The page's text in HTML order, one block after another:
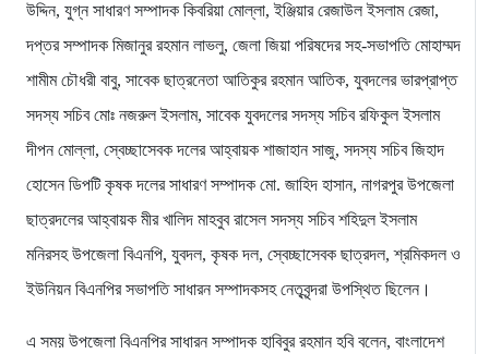
উদ্দিন, যুগ্ন সাধারণ সম্পাদক কিবরিয়া মোল্লা, ইঞ্জিয়ার রেজাউল ইসলাম রেজা,
দপ্তর সম্পাদক মিজানুর রহমান লাভলু, জেলা জিয়া পরিষদের সহ-সভাপতি মোহাম্মদ
শামীম চৌধরী বাবু, সাবেক ছাত্রনেতা আতিকুর রহমান আতিক, যুবদলের ভারপ্রাপ্ত
সদস্য সচিব মোঃ নজরুল ইসলাম, সাবেক যুবদলের সদস্য সচিব রফিকুল ইসলাম
দীপন মোল্লা, স্বেচ্ছাসেবক দলের আহ্বায়ক শাজাহান সাজু, সদস্য সচিব জিহাদ
হোসেন ডিপটি কৃষক দলের সাধারণ সম্পাদক মো. জাহিদ হাসান, নাগরপুর উপজেলা
ছাত্রদলের আহ্বায়ক মীর খালিদ মাহবুব রাসেল সদস্য সচিব শহিদুল ইসলাম
মনিরসহ উপজেলা বিএনপি, যুবদল, কৃষক দল, স্বেচ্ছাসেবক ছাত্রদল, শ্রমিকদল ও
ইউনিয়ন বিএনপির সভাপতি সাধারন সম্পাদকসহ নেতৃবৃন্দরা উপস্থিত ছিলেন।
এ সময় উপজেলা বিএনপির সাধারন সম্পাদক হাবিবুর রহমান হবি বলেন, বাংলাদেশ